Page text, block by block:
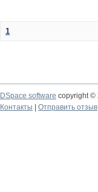
1
DSpace software copyright ©
Контакты
Отправить отзыв